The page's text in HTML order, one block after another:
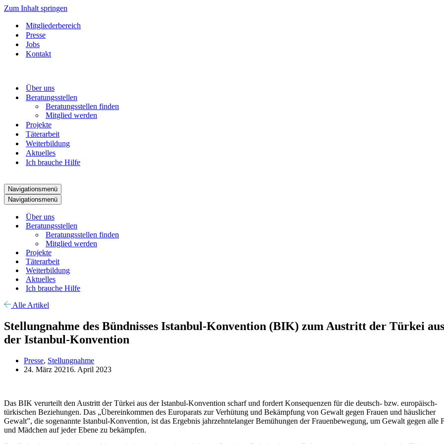
Zum Inhalt springen
Mitgliederbereich
Presse
Jobs
Kontakt
Über uns
Beratungsstellen
Beratungsstellen finden
Mitglied werden
Projekte
Täterarbeit
Weiterbildung
Aktuelles
Ich brauche Hilfe
Navigationsmenü
Navigationsmenü
Über uns
Beratungsstellen
Beratungsstellen finden
Mitglied werden
Projekte
Täterarbeit
Weiterbildung
Aktuelles
Ich brauche Hilfe
Alle Artikel
Stellungnahme des Bündnisses Istanbul-Konvention (BIK) zum Austritt der Türkei aus
der Istanbul-Konvention
Presse, Stellungnahme
24. März 20216. April 2023
Das BIK verurteilt den Austritt der Türkei aus der Istanbul-Konvention scharf und fordert Konsequenzen für die deutsch- bzw. europäisch-
türkischen Beziehungen. Das „Übereinkommen des Europarats zur Verhütung und Bekämpfung von Gewalt gegen Frauen und häuslicher
Gewalt”, die sogenannte Istanbul-Konvention, ist das Ergebnis jahrzehntelanger Bemühungen der Frauenbewegung, um Gewalt gegen alle
und Mädchen auf jeder Ebene zu bekämpfen.